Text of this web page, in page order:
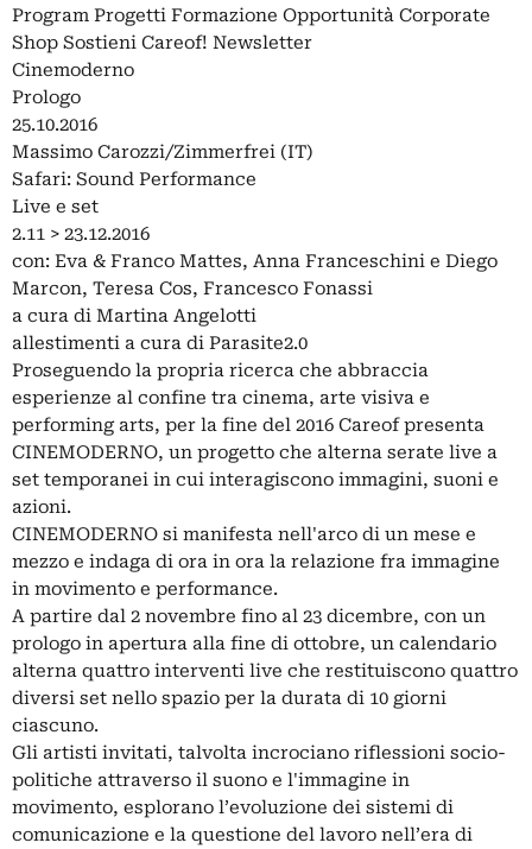
Program Progetti Formazione Opportunità Corporate
Shop Sostieni Careof! Newsletter
Cinemoderno
Prologo
25.10.2016
Massimo Carozzi/Zimmerfrei (IT)
Safari: Sound Performance
Live e set
2.11 > 23.12.2016
con: Eva & Franco Mattes, Anna Franceschini e Diego
Marcon, Teresa Cos, Francesco Fonassi
a cura di Martina Angelotti
allestimenti a cura di Parasite2.0
Proseguendo la propria ricerca che abbraccia
esperienze al confine tra cinema, arte visiva e
performing arts, per la fine del 2016 Careof presenta
CINEMODERNO, un progetto che alterna serate live a
set temporanei in cui interagiscono immagini, suoni e
azioni.
CINEMODERNO si manifesta nell'arco di un mese e
mezzo e indaga di ora in ora la relazione fra immagine
in movimento e performance.
A partire dal 2 novembre fino al 23 dicembre, con un
prologo in apertura alla fine di ottobre, un calendario
alterna quattro interventi live che restituiscono quattro
diversi set nello spazio per la durata di 10 giorni
ciascuno.
Gli artisti invitati, talvolta incrociano riflessioni socio-
politiche attraverso il suono e l'immagine in
movimento, esplorano l’evoluzione dei sistemi di
comunicazione e la questione del lavoro nell’era di